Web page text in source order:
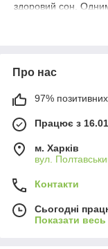
здоровий сон.
цілий рік без
складу ковдри
пилових кліщів,
Про нас
97% позитивних
Працює з
м. Харків
вул.
Контакти
Сьогодні
Показати